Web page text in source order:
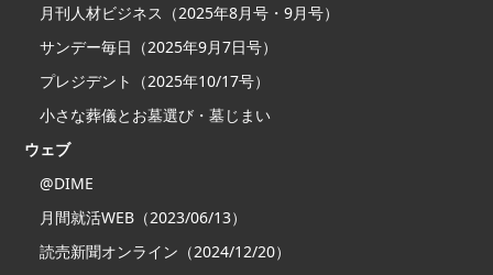
月刊人材ビジネス（2025年8月号・9月号）
サンデー毎日（2025年9月7日号）
プレジデント（2025年10/17号）
小さな葬儀とお墓選び・墓じまい
ウェブ
@DIME
月間就活WEB（2023/06/13）
読売新聞オンライン（2024/12/20）